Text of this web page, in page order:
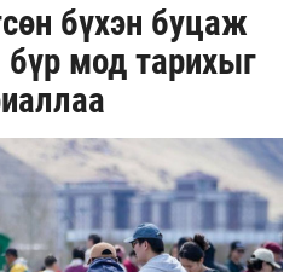
бүхэн буцаж
бүр мод тарихыг